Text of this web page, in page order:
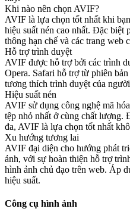
Khi nào nên chọn AVIF?
AVIF là lựa chọn tốt nhất khi
hiệu suất nén cao nhất. Đặc biệt
thông hạn chế và các trang web
Hỗ trợ trình duyệt
AVIF được hỗ trợ bởi các trình
Opera. Safari hỗ trợ từ phiên
tương thích trình duyệt của
Hiệu suất nén
AVIF sử dụng công nghệ mã
tệp nhỏ nhất ở cùng chất lượng.
đa, AVIF là lựa chọn tốt nhất
Xu hướng tương lai
AVIF đại diện cho hướng phát
ảnh, với sự hoàn thiện hỗ trợ
hình ảnh chủ đạo trên web. Áp
hiệu suất.
Công cụ hình ảnh